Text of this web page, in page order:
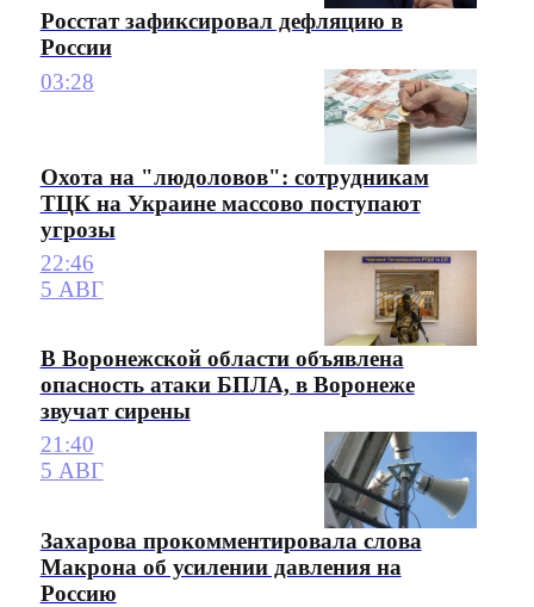
Росстат зафиксировал дефляцию в
России
03:28
Охота на "людоловов": сотрудникам
ТЦК на Украине массово поступают
угрозы
22:46
5 АВГ
В Воронежской области объявлена
опасность атаки БПЛА, в Воронеже
звучат сирены
21:40
5 АВГ
Захарова прокомментировала слова
Макрона об усилении давления на
Россию